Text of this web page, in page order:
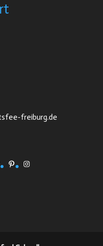
freiburg.de
PinterestInstagram